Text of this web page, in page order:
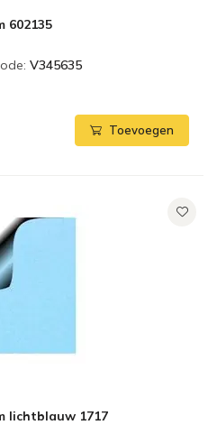
602135
V345635
Toevoegen
lichtblauw 1717